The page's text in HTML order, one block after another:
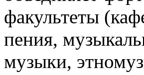
факультеты
пения,
музыки,